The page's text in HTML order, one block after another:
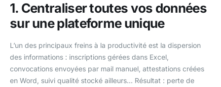
1. Centraliser toutes vos données
sur une plateforme unique
L’un des principaux freins à la productivité est la dispersion
des informations : inscriptions gérées dans Excel,
convocations envoyées par mail manuel, attestations créées
en Word, suivi qualité stocké ailleurs… Résultat : perte de